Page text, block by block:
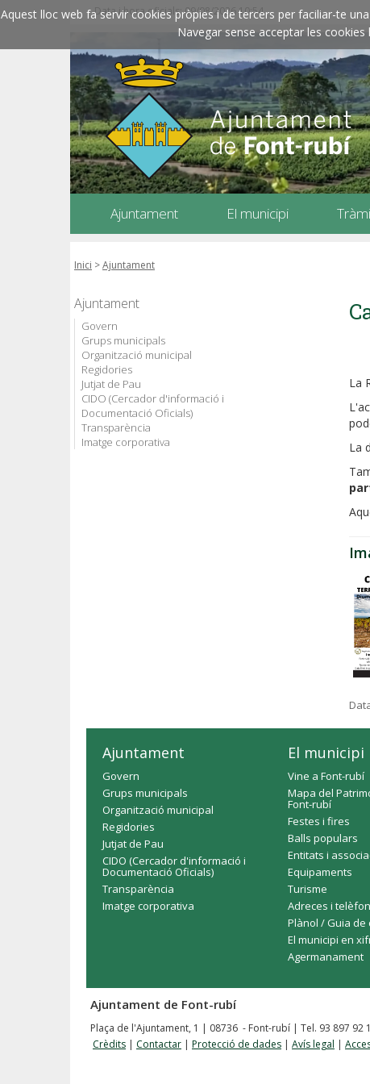
Aquest lloc web fa servir cookies pròpies i de tercers per faciliar-te
Navegar sense acceptar les
Data i hora oficials: 09/08/2026 10:54
Ajuntament El municipi
Inici >Ajuntament
Ajuntament
Govern
Grups municipals
Organització municipal
Regidories
Jutjat de Pau
CIDO (Cercador d'informació i
Documentació Oficials)
Transparència
Imatge corporativa
La
La
Ajuntament
Govern
Grups municipals
Organització municipal
Regidories
Jutjat de Pau
CIDO (Cercador d'informació i
Documentació Oficials)
Transparència
Imatge corporativa
El municipi
Vine a Font-rubí
Mapa del
Font-rubí
Festes i fires
Balls populars
Entitats i
Equipaments
Turisme
Adreces i
Plànol / Guia de
El municipi en
Agermanament
Ajuntament de Font-rubí
Plaça de l'Ajuntament, 1 | 08736 - Font-rubí | Tel. 93 897 92
Crèdits | Contactar | Protecció de dades | Avís legal |